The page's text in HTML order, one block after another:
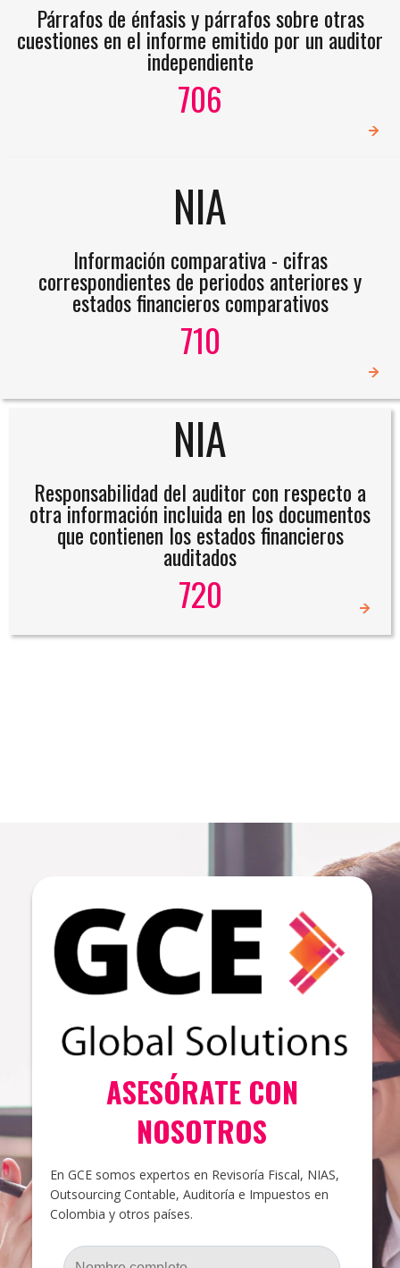
Párrafos de énfasis y párrafos sobre otras
cuestiones en el informe emitido por un auditor
independiente
706
NIA
Información comparativa - cifras
correspondientes de periodos anteriores y
estados financieros comparativos
710
NIA
Responsabilidad del auditor con respecto a
otra información incluida en los documentos
que contienen los estados financieros
auditados
720
ASESÓRATE CON
NOSOTROS
En GCE somos expertos en Revisoría Fiscal, NIAS,
Outsourcing Contable, Auditoría e Impuestos en
Colombia y otros países.